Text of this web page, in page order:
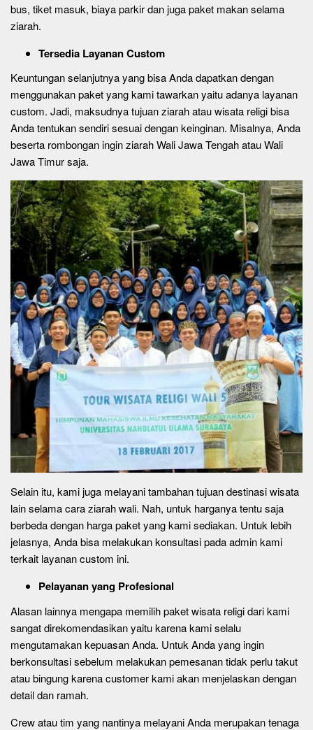
bus, tiket masuk, biaya parkir dan juga paket makan selama
ziarah.
Tersedia Layanan Custom
Keuntungan selanjutnya yang bisa Anda dapatkan dengan
menggunakan paket yang kami tawarkan yaitu adanya layanan
custom. Jadi, maksudnya tujuan ziarah atau wisata religi bisa
Anda tentukan sendiri sesuai dengan keinginan. Misalnya, Anda
beserta rombongan ingin ziarah Wali Jawa Tengah atau Wali
Jawa Timur saja.
Selain itu, kami juga melayani tambahan tujuan destinasi wisata
lain selama cara ziarah wali. Nah, untuk harganya tentu saja
berbeda dengan harga paket yang kami sediakan. Untuk lebih
jelasnya, Anda bisa melakukan konsultasi pada admin kami
terkait layanan custom ini.
Pelayanan yang Profesional
Alasan lainnya mengapa memilih paket wisata religi dari kami
sangat direkomendasikan yaitu karena kami selalu
mengutamakan kepuasan Anda. Untuk Anda yang ingin
berkonsultasi sebelum melakukan pemesanan tidak perlu takut
atau bingung karena customer kami akan menjelaskan dengan
detail dan ramah.
Crew atau tim yang nantinya melayani Anda merupakan tenaga